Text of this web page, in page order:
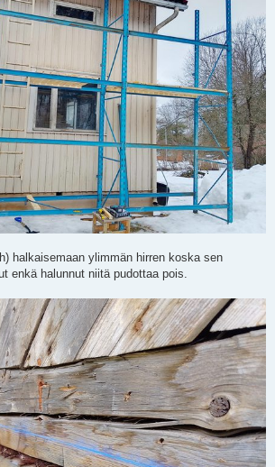
halkaisemaan ylimmän hirren koska sen
enkä halunnut niitä pudottaa pois.